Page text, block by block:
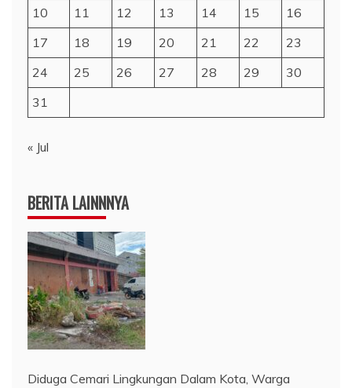
10
11 12 13 14 15
16
17
18 19 20 21 22
23
24
25 26 27 28 29
30
31
« Jul
BERITA LAINNNYA
Diduga Cemari Lingkungan Dalam Kota, Warga